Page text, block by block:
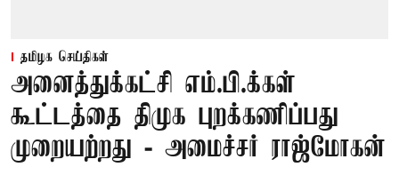
தமிழக செய்திகள்
அனைத்துக்கட்சி எம்.பி.க்கள்
கூட்டத்தை திமுக புறக்கணிப்பது
முறையற்றது - அமைச்சர் ராஜ்மோகன்